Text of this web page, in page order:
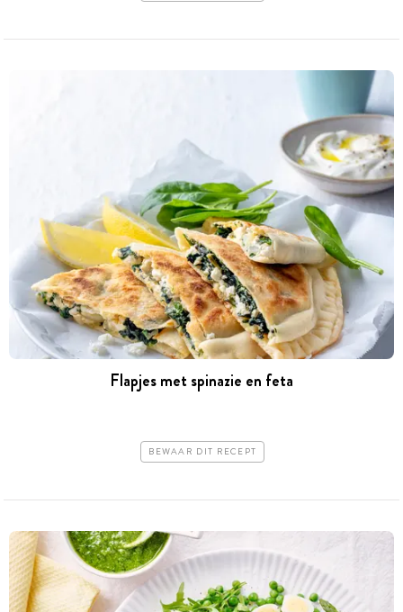
Flapjes met spinazie en feta
BEWAAR DIT RECEPT